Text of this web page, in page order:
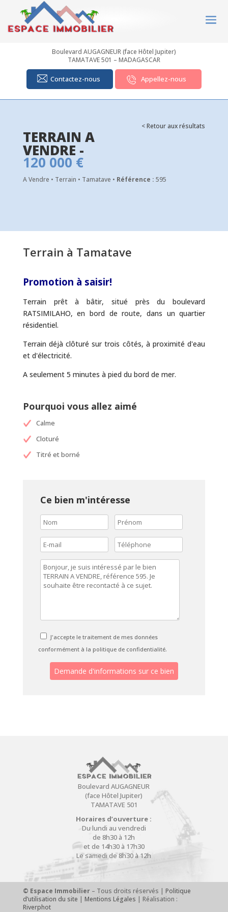
Boulevard AUGAGNEUR (face Hôtel Jupiter)
TAMATAVE 501 – MADAGASCAR
Contactez-nous Appellez-nous
< Retour aux résultats
TERRAIN A
VENDRE -
120 000 €
A Vendre • Terrain • Tamatave • Référence : 595
Terrain à Tamatave
Promotion à saisir!
Terrain prêt à bâtir, situé près du boulevard
RATSIMILAHO, en bord de route, dans un quartier
résidentiel.
Terrain déjà clôturé sur trois côtés, à proximité d'eau
et d'électricité.
A seulement 5 minutes à pied du bord de mer.
Pourquoi vous allez aimé
Calme
Cloturé
Titré et borné
Ce bien m'intéresse
J'accepte le traitement de mes données
conformément à la politique de confidentialité.
Boulevard AUGAGNEUR
(face Hôtel Jupiter)
TAMATAVE 501
Horaires d’ouverture :
Du lundi au vendredi
de 8h30 à 12h
et de 14h30 à 17h30
Le samedi de 8h30 à 12h
© Espace Immobilier– Tous droits réservés | Politique
d’utilisation du site | Mentions Légales | Réalisation :
Riverphot